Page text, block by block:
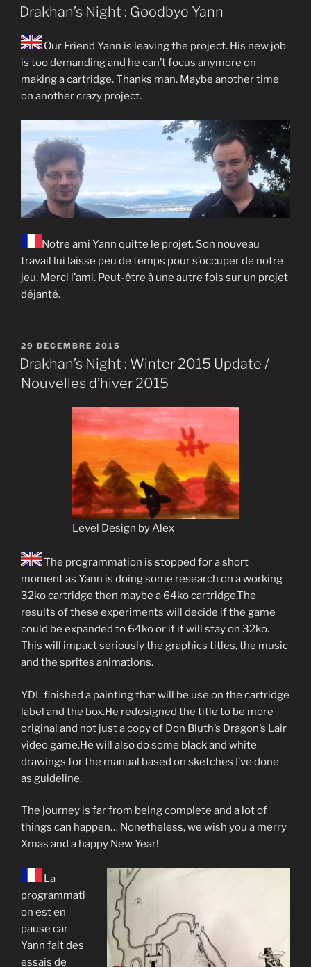
LE
Drakhan’s Night : Goodbye Yann
Our Friend Yann is leaving the project. His new job
is too demanding and he can’t focus anymore on
making a cartridge. Thanks man. Maybe another time
on another crazy project.
Notre ami Yann quitte le projet. Son nouveau
travail lui laisse peu de temps pour s’occuper de notre
jeu. Merci l’ami. Peut-être à une autre fois sur un projet
déjanté.
PUBLIÉ
LE
29 DÉCEMBRE 2015
Drakhan’s Night : Winter 2015 Update /
Nouvelles d’hiver 2015
Level Design by Alex
The programmation is stopped for a short
moment as Yann is doing some research on a working
32ko cartridge then maybe a 64ko cartridge.The
results of these experiments will decide if the game
could be expanded to 64ko or if it will stay on 32ko.
This will impact seriously the graphics titles, the music
and the sprites animations.
YDL finished a painting that will be use on the cartridge
label and the box.He redesigned the title to be more
original and not just a copy of Don Bluth’s Dragon’s Lair
video game.He will also do some black and white
drawings for the manual based on sketches I’ve done
as guideline.
The journey is far from being complete and a lot of
things can happen… Nonetheless, we wish you a merry
Xmas and a happy New Year!
La
programmati
on est en
pause car
Yann fait des
essais de